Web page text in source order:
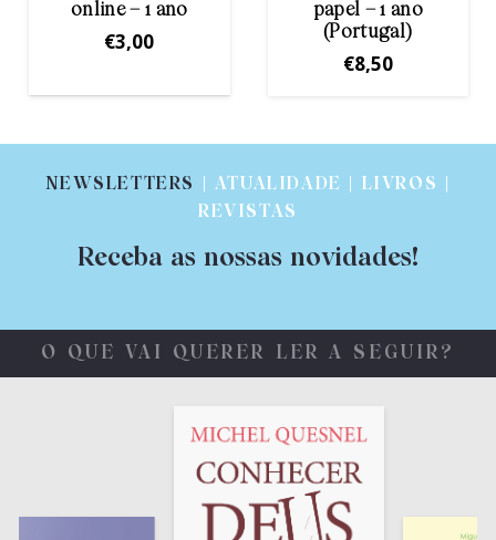
– 1 ano
papel – 1 ano
NEWSLETTERS
| ATUALIDADE | LIVROS |
REVISTAS
Receba as nossas novidades!
O QUE VAI QUERER LER A SEGUIR?